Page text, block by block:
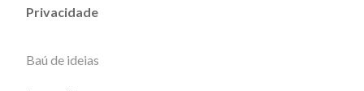
Privacidade
Baú de ideias